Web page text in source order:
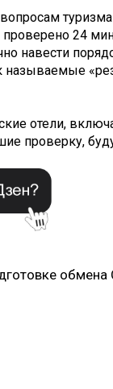
вопросам
проверено 24
навести
называемые
отели,
проверку,